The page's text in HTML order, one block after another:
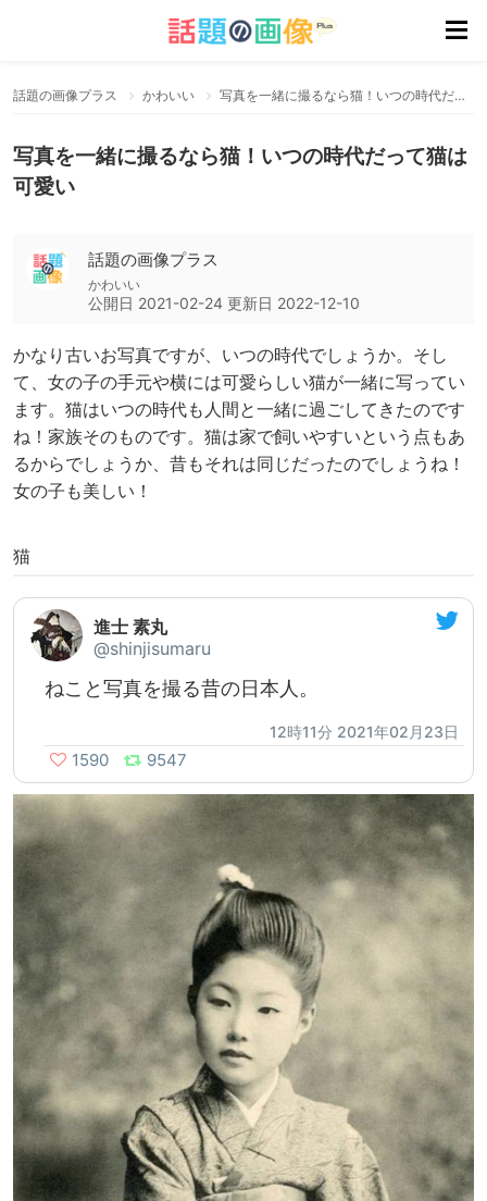
話題の画像プラス かわいい 写真を一緒に撮るなら猫！いつの時代だって猫は可愛い
写真を一緒に撮るなら猫！いつの時代だって猫は
可愛い
話題の画像プラス
かわいい
公開日 2021-02-24 更新日 2022-12-10
かなり古いお写真ですが、いつの時代でしょうか。そし
て、女の子の手元や横には可愛らしい猫が一緒に写ってい
ます。猫はいつの時代も人間と一緒に過ごしてきたのです
ね！家族そのものです。猫は家で飼いやすいという点もあ
るからでしょうか、昔もそれは同じだったのでしょうね！
女の子も美しい！
猫
進士 素丸
@shinjisumaru
ねこと写真を撮る昔の日本人。
12時11分 2021年02月23日
1590 9547